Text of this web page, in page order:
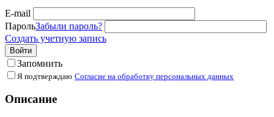
E-mail
ПарольЗабыли пароль?
Создать учетную запись
Войти
Запомнить
Я подтверждаю Согласие на обработку персональных данных
Описание